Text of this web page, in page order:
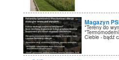
Magazyn
*Tereny do
Ciebie - bądź